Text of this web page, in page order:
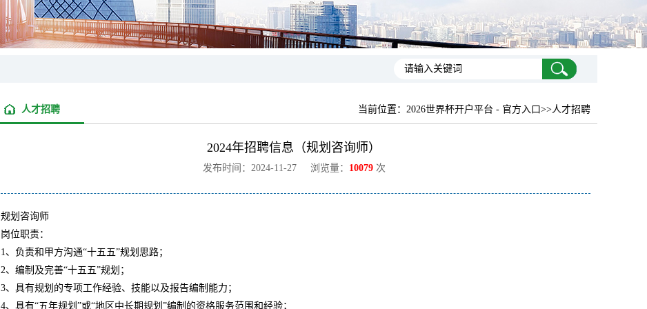
当前位置： 2026世界杯开户平台 - 官方入口>>人才招聘
人才招聘
2024年招聘信息（规划咨询师）
发布时间：2024-11-27 浏览量： 10079次
规划咨询师
岗位职责：
1、负责和甲方沟通“十五五”规划思路；
2、编制及完善“十五五”规划；
3、具有规划的专项工作经验、技能以及报告编制能力；
4、具有“五年规划”或“地区中长期规划”编制的资格服务范围和经验；